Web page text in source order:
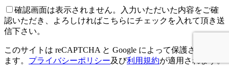
確認画面は表示されません。入力いただいた内容をご確
認いただき、よろしければこちらにチェックを入れて頂き送
信下さい。
このサイトは reCAPTCHA と Google によって保護されてい
ます。 プライバシーポリシー及び利用規約が適用されます。